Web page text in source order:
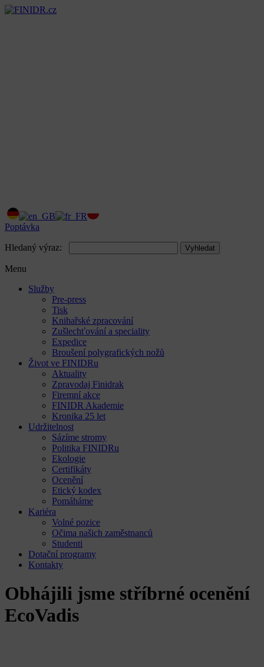
Poptávka
Hledaný výraz: Vyhledat
Menu
Služby
Pre-press
Tisk
Knihařské zpracování
Zušlechťování a speciality
Expedice
Broušení polygrafických nožů
Život ve FINIDRu
Aktuality
Zpravodaj Finidrak
Firemní akce
FINIDR Akademie
Kronika 25 let
Udržitelnost
Sázíme stromy
Politika FINIDRu
Ekologie
Certifikáty
Ocenění
Etický kodex
Pomáháme
Kariéra
Volné pozice
Očima našich zaměstnanců
Studenti
Dotační programy
Kontakty
Obhájili jsme stříbrné ocenění
EcoVadis